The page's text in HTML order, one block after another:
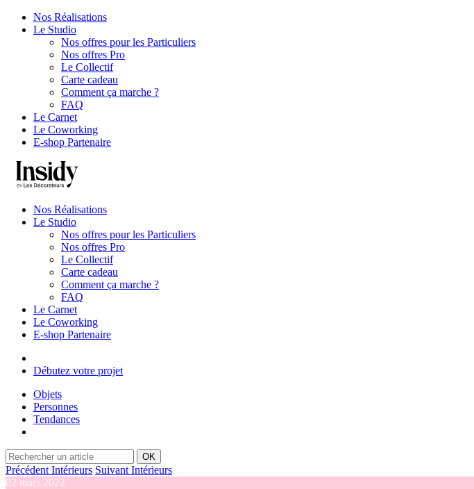
Nos Réalisations
Le Studio
Nos offres pour les Particuliers
Nos offres Pro
Le Collectif
Carte cadeau
Comment ça marche ?
FAQ
Le Carnet
Le Coworking
E-shop Partenaire
Nos Réalisations
Le Studio
Nos offres pour les Particuliers
Nos offres Pro
Le Collectif
Carte cadeau
Comment ça marche ?
FAQ
Le Carnet
Le Coworking
E-shop Partenaire
Débutez votre projet
Objets
Personnes
Tendances
OK
Précédent Intérieurs Suivant Intérieurs
02 mars 2022